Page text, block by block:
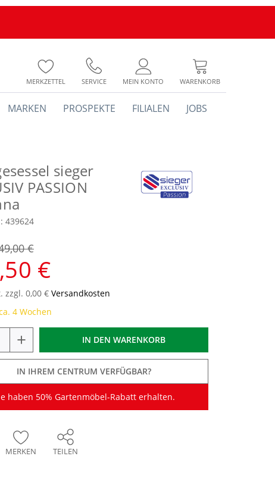
MERKZETTEL SERVICE MEIN KONTO WARENKORB
MARKEN PROSPEKTE FILIALEN JOBS
sieger
PASSION
439624
€
€
zzgl. 0,00 € Versandkosten
4 Wochen
+ IN DEN WARENKORB
IN IHREM CENTRUM VERFÜGBAR?
haben 50% Gartenmöbel-Rabatt erhalten.
MERKEN TEILEN